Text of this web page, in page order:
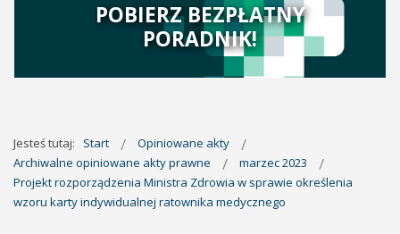
POBIERZ BEZPŁATNY
PORADNIK!
Jesteś tutaj: Start
Opiniowane akty
Archiwalne opiniowane akty prawne
marzec 2023
Projekt rozporządzenia Ministra Zdrowia w sprawie określenia
wzoru karty indywidualnej ratownika medycznego